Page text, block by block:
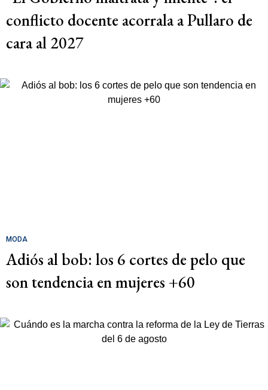
conflicto docente acorrala a Pullaro de
cara al 2027
MODA
Adiós al bob: los 6 cortes de pelo que
son tendencia en mujeres +60